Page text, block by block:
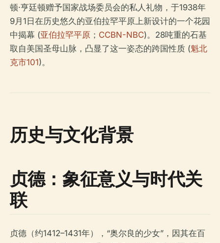
顿·亨廷顿赠予国家战场委员会的私人礼物，于1938年
9月1日在历史悠久的亚伯拉罕平原上新设计的一个花园
中揭幕 (亚伯拉罕平原 ； CCBN-NBC)。28吨重的石基
取自美国圣母山脉，凸显了这一姿态的跨国性质 (魁北
克市101)。
历史与文化背景
贞德：象征意义与时代关
联
贞德（约1412–1431年），“奥尔良的少女”，因其在百